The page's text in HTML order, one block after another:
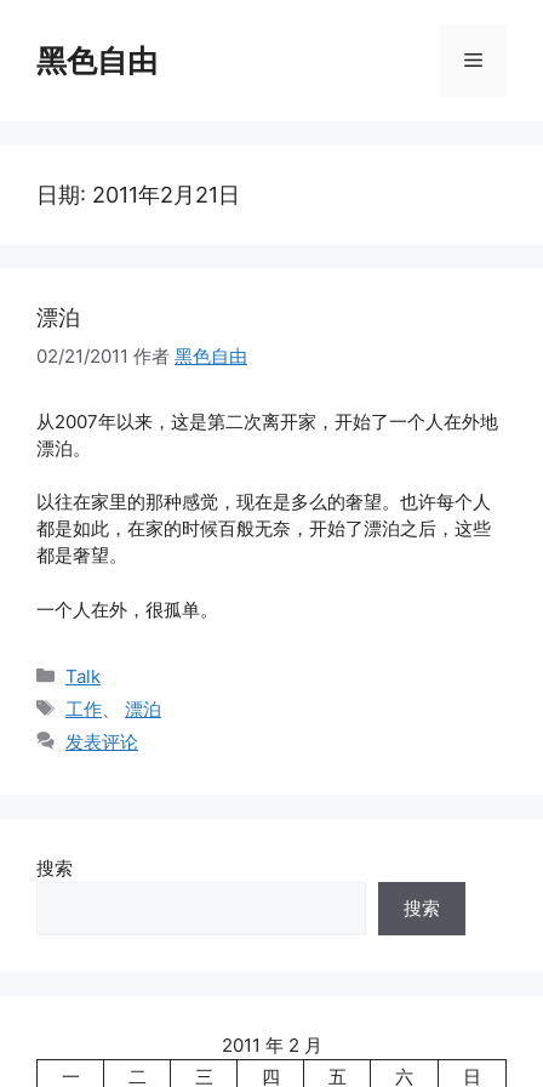
黑色自由 菜
日期: 2011年2月21日
漂泊
02/21/2011 作者 黑色自由
从2007年以来，这是第二次离开家，开始了一个人在外地
漂泊。
以往在家里的那种感觉，现在是多么的奢望。也许每个人
都是如此，在家的时候百般无奈，开始了漂泊之后，这些
都是奢望。
一个人在外，很孤单。
分
类
Talk
标
签
工作
漂泊
发表评论
搜索
搜索
2011 年 2 月
一
二 三 四 五 六 日